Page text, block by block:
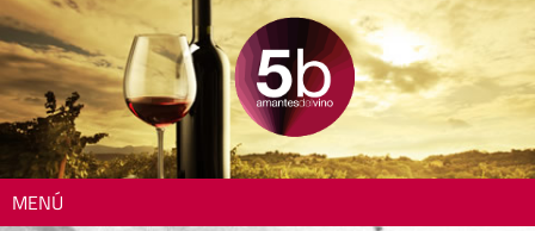
MENÚ